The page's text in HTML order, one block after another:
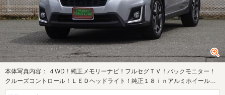
本体写真内容：
４WD！純正メモリーナビ！フルセグＴＶ！バックモニター！
クルーズコントロール！ＬＥＤヘッドライト！純正１８ｉｎアルミホイール！
ドライブレコ…